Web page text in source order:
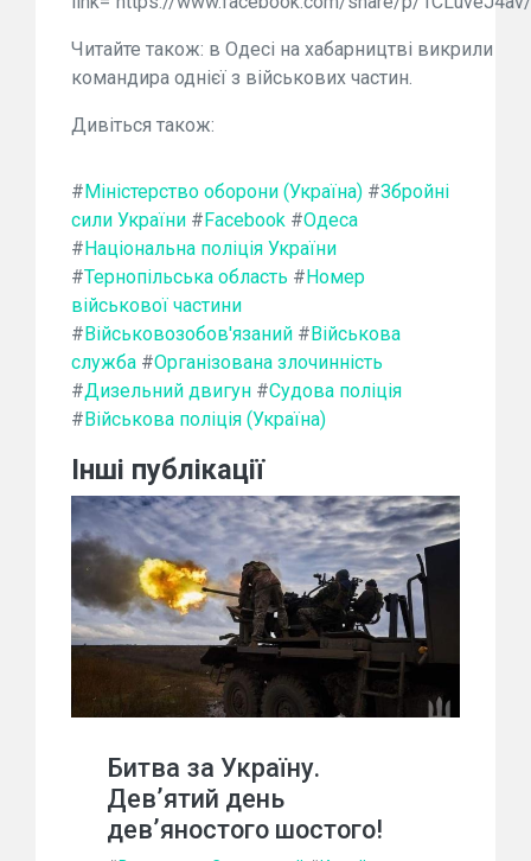
Читайте також: в Одесі на хабарництві викрили
командира однієї з військових частин.
Дивіться також:
#Міністерство оборони (Україна) #Збройні
сили України #Facebook #Одеса
#Національна поліція України
#Тернопільська область #Номер
військової частини
#Військовозобов'язаний #Військова
служба #Організована злочинність
#Дизельний двигун #Судова поліція
#Військова поліція (Україна)
Інші публікації
Битва за Україну.
Дев’ятий день
дев’яностого шостого!